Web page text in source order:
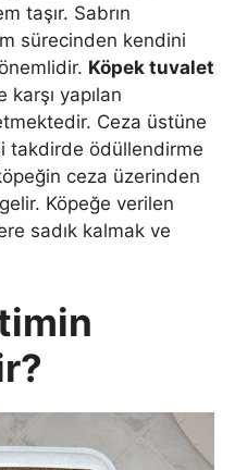
taşır. Sabrın
sürecinden kendini
Köpek tuvalet
karşı yapılan
Ceza üstüne
takdirde ödüllendirme
ceza üzerinden
Köpeğe verilen
sadık kalmak ve